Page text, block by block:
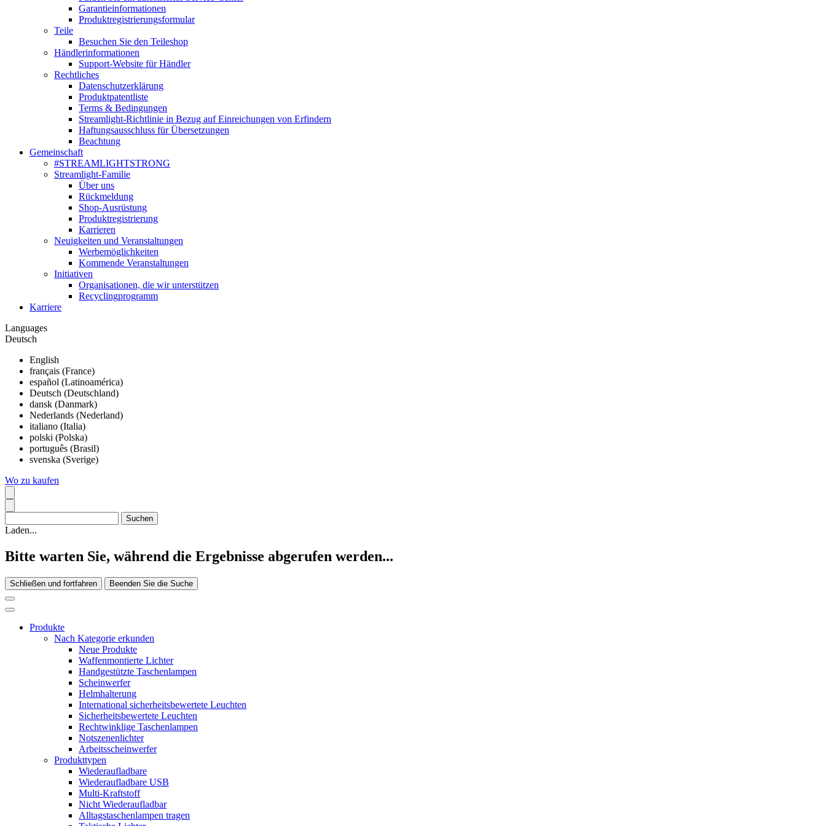
Garantieinformationen
Produktregistrierungsformular
Teile
Besuchen Sie den Teileshop
Händlerinformationen
Support-Website für Händler
Rechtliches
Datenschutzerklärung
Produktpatentliste
Terms & Bedingungen
Streamlight-Richtlinie in Bezug auf Einreichungen von Erfindern
Haftungsausschluss für Übersetzungen
Beachtung
Gemeinschaft
#STREAMLIGHTSTRONG
Streamlight-Familie
Über uns
Rückmeldung
Shop-Ausrüstung
Produktregistrierung
Karrieren
Neuigkeiten und Veranstaltungen
Werbemöglichkeiten
Kommende Veranstaltungen
Initiativen
Organisationen, die wir unterstützen
Recyclingprogramm
Karriere
Languages
Deutsch
English
français (France)
español (Latinoamérica)
Deutsch (Deutschland)
dansk (Danmark)
Nederlands (Nederland)
italiano (Italia)
polski (Polska)
português (Brasil)
svenska (Sverige)
Wo zu kaufen
Laden...
Bitte warten Sie, während die Ergebnisse abgerufen werden...
Schließen und fortfahren Beenden Sie die Suche
Produkte
Nach Kategorie erkunden
Neue Produkte
Waffenmontierte Lichter
Handgestützte Taschenlampen
Scheinwerfer
Helmhalterung
International sicherheitsbewertete Leuchten
Sicherheitsbewertete Leuchten
Rechtwinklige Taschenlampen
Notszenenlichter
Arbeitsscheinwerfer
Produkttypen
Wiederaufladbare
Wiederaufladbare USB
Multi-Kraftstoff
Nicht Wiederaufladbar
Alltagstaschenlampen tragen